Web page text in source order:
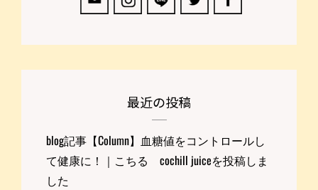
最近の投稿
blog記事【Column】血糖値をコントロールし
て健康に！｜こちる cochill juiceを投稿しま
した